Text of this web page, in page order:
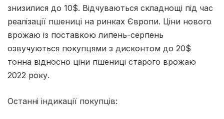
знизилися до 10$. Відчуваються складнощі під час
реалізації пшениці на ринках Європи. Ціни нового
врожаю із поставкою липень-серпень
озвучуються покупцями з дисконтом до 20$
тонна відносно ціни пшениці старого врожаю
2022 року.
Останні індикації покупців: